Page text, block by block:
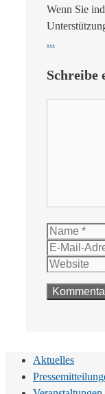
Wenn Sie
...
Schreibe
Name
Aktuelles